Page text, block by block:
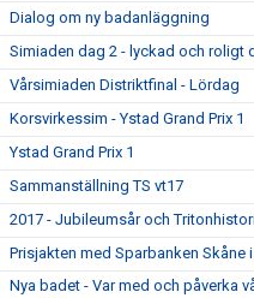
Dialog om ny badanläggning
Simiaden dag 2 - lyckad och roligt
Vårsimiaden Distriktfinal - Lördag
Korsvirkessim - Ystad Grand Prix 1
Ystad Grand Prix 1
Sammanställning TS vt17
2017 - Jubileumsår och
Prisjakten med Sparbanken Skåne
Nya badet - Var med och påverka